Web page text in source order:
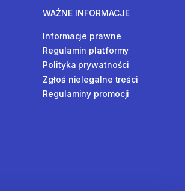
WAŻNE INFORMACJE
Informacje prawne
Regulamin platformy
Polityka prywatności
Zgłoś nielegalne treści
Regulaminy promocji